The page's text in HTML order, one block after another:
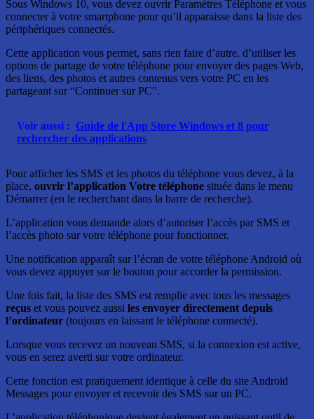
Sous Windows 10, vous devez ouvrir Paramètres Téléphone et vous
connecter à votre smartphone pour qu’il apparaisse dans la liste des
périphériques connectés.
Cette application vous permet, sans rien faire d’autre, d’utiliser les
options de partage de votre téléphone pour envoyer des pages Web,
des liens, des photos et autres contenus vers votre PC en les
partageant sur “Continuer sur PC”.
Voir aussi : Guide de l'App Store Windows et 8 pour
rechercher des applications
Pour afficher les SMS et les photos du téléphone vous devez, à la
place, ouvrir l’application Votre téléphone située dans le menu
Démarrer (en le recherchant dans la barre de recherche).
L’application vous demande alors d’autoriser l’accès par SMS et
l’accès photo sur votre téléphone pour fonctionner.
Une notification apparaît sur l’écran de votre téléphone Android où
vous devez appuyer sur le bouton pour accorder la permission.
Une fois fait, la liste des SMS est remplie avec tous les messages
reçus et vous pouvez aussi les envoyer directement depuis
l’ordinateur (toujours en laissant le téléphone connecté).
Lorsque vous recevez un nouveau SMS, si la connexion est active,
vous en serez averti sur votre ordinateur.
Cette fonction est pratiquement identique à celle du site Android
Messages pour envoyer et recevoir des SMS sur un PC.